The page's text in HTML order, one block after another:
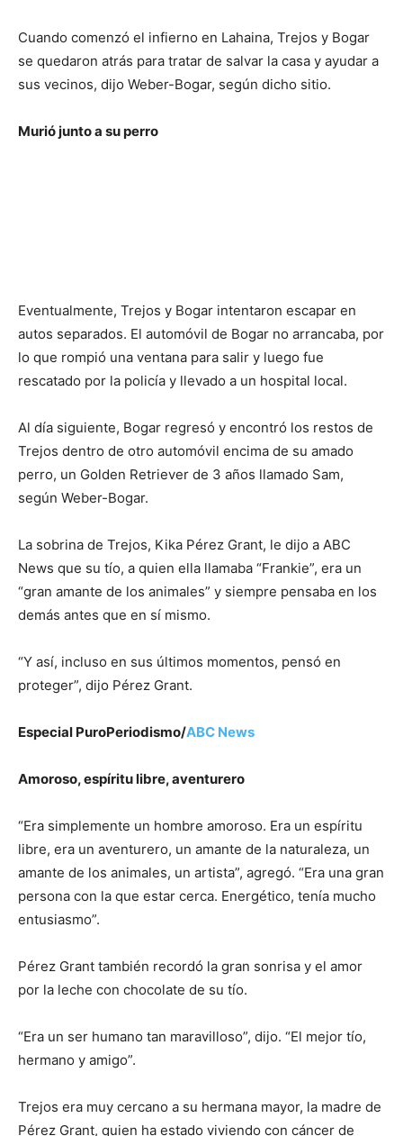
Cuando comenzó el infierno en Lahaina, Trejos y Bogar
se quedaron atrás para tratar de salvar la casa y ayudar a
sus vecinos, dijo Weber-Bogar, según dicho sitio.
Murió junto a su perro
Eventualmente, Trejos y Bogar intentaron escapar en
autos separados. El automóvil de Bogar no arrancaba, por
lo que rompió una ventana para salir y luego fue
rescatado por la policía y llevado a un hospital local.
Al día siguiente, Bogar regresó y encontró los restos de
Trejos dentro de otro automóvil encima de su amado
perro, un Golden Retriever de 3 años llamado Sam,
según Weber-Bogar.
La sobrina de Trejos, Kika Pérez Grant, le dijo a ABC
News que su tío, a quien ella llamaba “Frankie”, era un
“gran amante de los animales” y siempre pensaba en los
demás antes que en sí mismo.
“Y así, incluso en sus últimos momentos, pensó en
proteger”, dijo Pérez Grant.
Especial PuroPeriodismo/ABC News
Amoroso, espíritu libre, aventurero
“Era simplemente un hombre amoroso. Era un espíritu
libre, era un aventurero, un amante de la naturaleza, un
amante de los animales, un artista”, agregó. “Era una gran
persona con la que estar cerca. Energético, tenía mucho
entusiasmo”.
Pérez Grant también recordó la gran sonrisa y el amor
por la leche con chocolate de su tío.
“Era un ser humano tan maravilloso”, dijo. “El mejor tío,
hermano y amigo”.
Trejos era muy cercano a su hermana mayor, la madre de
Pérez Grant, quien ha estado viviendo con cáncer de